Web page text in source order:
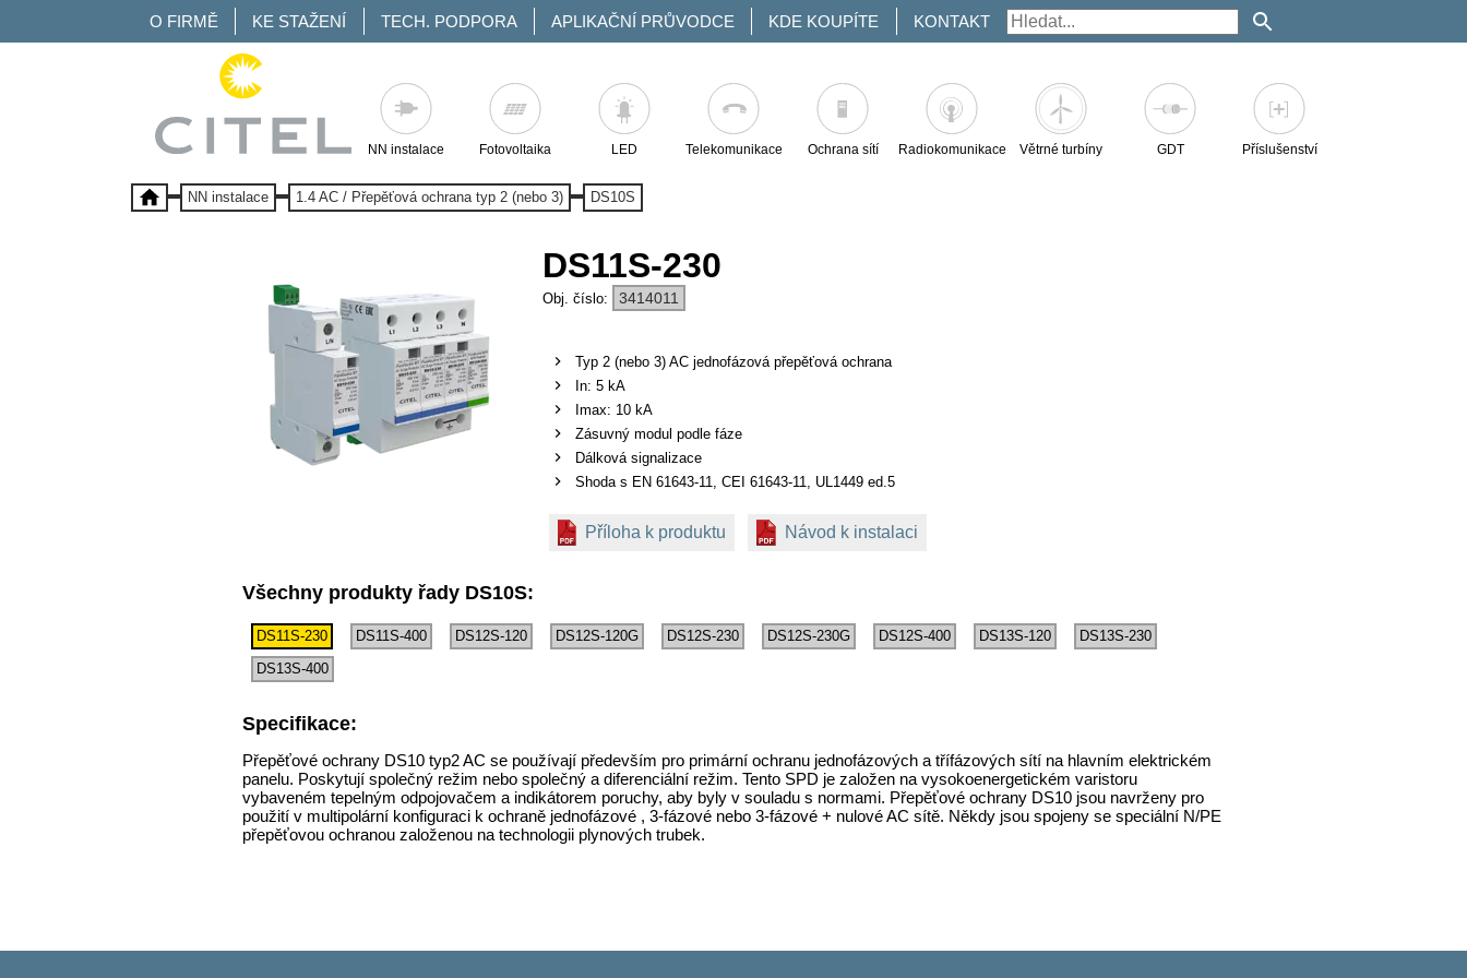
O FIRMĚ KE STAŽENÍ TECH. PODPORA APLIKAČNÍ PRŮVODCE KDE KOUPÍTE KONTAKT
NN instalace Fotovoltaika LED Telekomunikace Ochrana sítí Radiokomunikace Větrné turbíny GDT Příslušenství
NN instalace 1.4 AC / Přepěťová ochrana typ 2 (nebo 3) DS10S
DS11S-230
3414011
Typ 2 (nebo 3) AC jednofázová přepěťová ochrana
In: 5 kA
Imax: 10 kA
Zásuvný modul podle fáze
Dálková signalizace
Shoda s EN 61643-11, CEI 61643-11, UL1449 ed.5
Příloha k produktu Návod k instalaci
Všechny produkty řady DS10S:
DS11S-230 DS11S-400 DS12S-120 DS12S-120G DS12S-230 DS12S-230G DS12S-400 DS13S-120
DS13S-230
DS13S-400
Specifikace:
Přepěťové ochrany DS10 typ2 AC se používají především pro primární ochranu jednofázových a třífázových sítí na hlavním elektrickém
panelu. Poskytují společný režim nebo společný a diferenciální režim. Tento SPD je založen na vysokoenergetickém varistoru
vybaveném tepelným odpojovačem a indikátorem poruchy, aby byly v souladu s normami. Přepěťové ochrany DS10 jsou navrženy pro
použití v multipolární konfiguraci k ochraně jednofázové , 3-fázové nebo 3-fázové + nulové AC sítě. Někdy jsou spojeny se speciální N/PE
přepěťovou ochranou založenou na technologii plynových trubek.